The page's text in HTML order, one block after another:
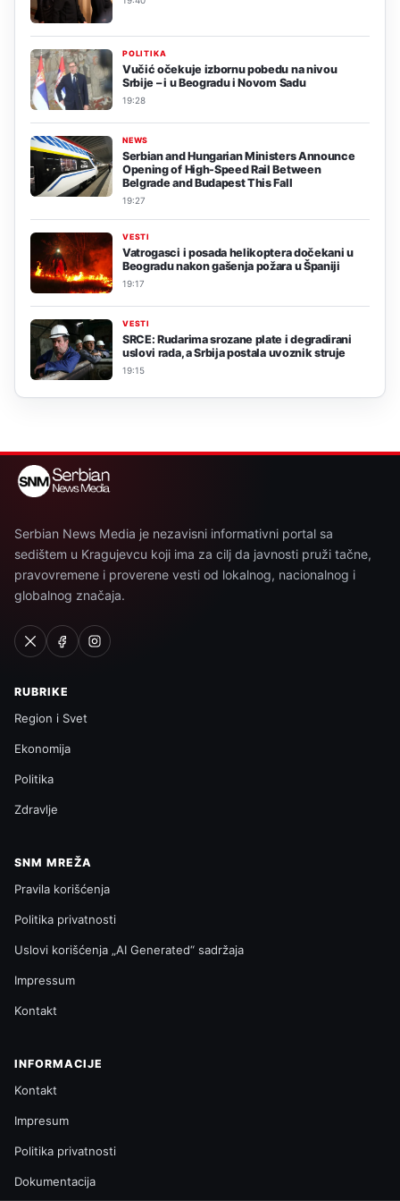
POLITIKA
Vučić očekuje izbornu pobedu na nivou
Srbije – i u Beogradu i Novom Sadu
19:28
NEWS
Serbian and Hungarian Ministers Announce
Opening of High-Speed Rail Between
Belgrade and Budapest This Fall
19:27
VESTI
Vatrogasci i posada helikoptera dočekani u
Beogradu nakon gašenja požara u Španiji
19:17
VESTI
SRCE: Rudarima srozane plate i degradirani
uslovi rada, a Srbija postala uvoznik struje
19:15
Serbian News Media je nezavisni informativni portal sa
sedištem u Kragujevcu koji ima za cilj da javnosti pruži tačne,
pravovremene i proverene vesti od lokalnog, nacionalnog i
globalnog značaja.
RUBRIKE
Region i Svet
Ekonomija
Politika
Zdravlje
SNM MREŽA
Pravila korišćenja
Politika privatnosti
Uslovi korišćenja „AI Generated“ sadržaja
Impressum
Kontakt
INFORMACIJE
Kontakt
Impresum
Politika privatnosti
Dokumentacija